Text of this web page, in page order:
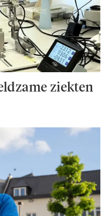
ziekten